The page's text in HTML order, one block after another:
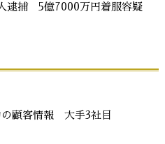
逮捕 5億7000万円着服容疑
の顧客情報 大手3社目